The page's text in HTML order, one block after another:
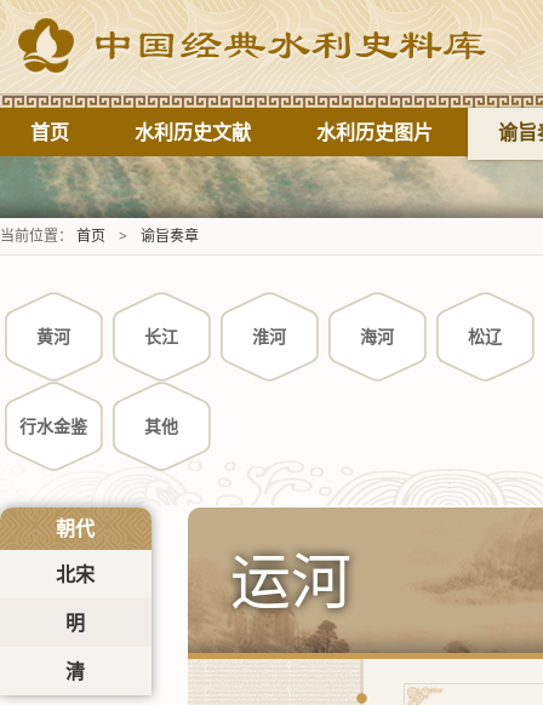
首页 水利历史文献 水利历史图片 谕旨
当前位置： 首页 > 谕旨奏章
黄河 长江 淮河 海河 松辽
行水金鉴 其他
朝代
北宋
明
清
运河